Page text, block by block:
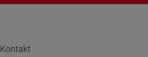
Kontakt